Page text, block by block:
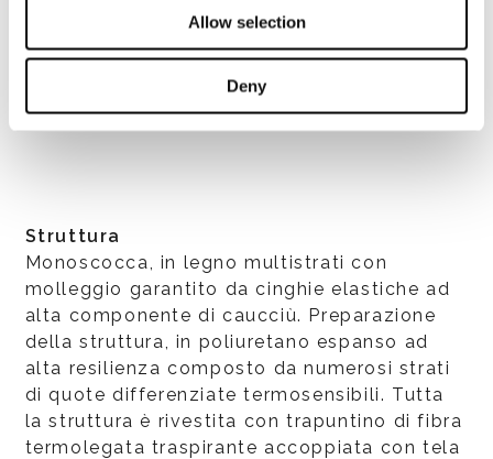
Allow selection
Deny
VEDI TUTTI
Struttura
Monoscocca, in legno multistrati con
molleggio garantito da cinghie elastiche ad
alta componente di caucciù. Preparazione
della struttura, in poliuretano espanso ad
alta resilienza composto da numerosi strati
di quote differenziate termosensibili. Tutta
la struttura è rivestita con trapuntino di fibra
termolegata traspirante accoppiata con tela